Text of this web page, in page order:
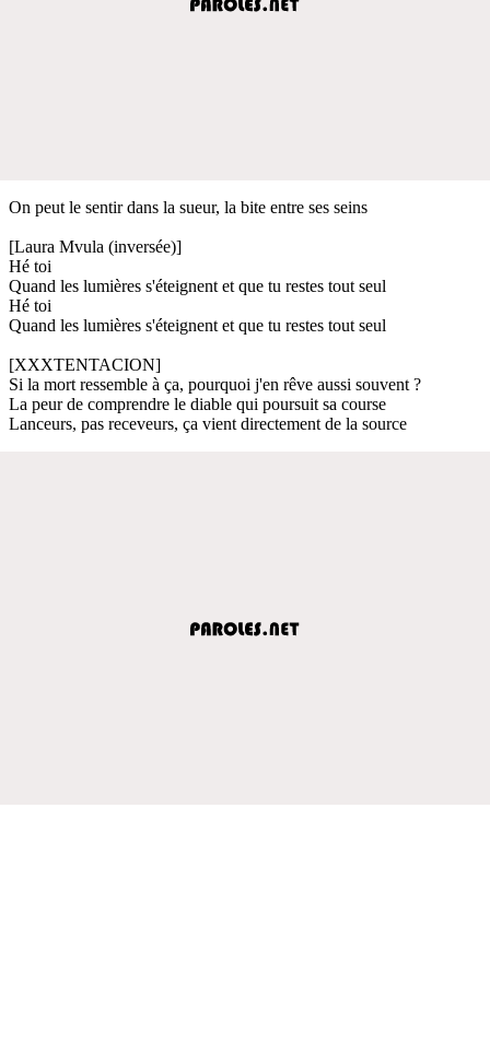
On peut le sentir dans la sueur, la bite entre ses seins
[Laura Mvula (inversée)]
Hé toi
Quand les lumières s'éteignent et que tu restes tout seul
Hé toi
Quand les lumières s'éteignent et que tu restes tout seul
[XXXTENTACION]
Si la mort ressemble à ça, pourquoi j'en rêve aussi souvent ?
La peur de comprendre le diable qui poursuit sa course
Lanceurs, pas receveurs, ça vient directement de la source